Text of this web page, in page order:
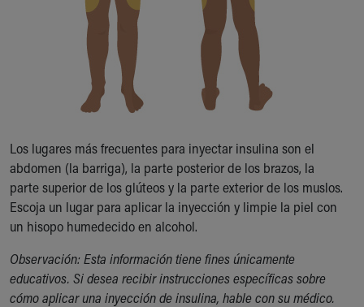
Los lugares más frecuentes para inyectar insulina son el
abdomen (la barriga), la parte posterior de los brazos, la
parte superior de los glúteos y la parte exterior de los muslos.
Escoja un lugar para aplicar la inyección y limpie la piel con
un hisopo humedecido en alcohol.
Observación: Esta información tiene fines únicamente
educativos. Si desea recibir instrucciones específicas sobre
cómo aplicar una inyección de insulina, hable con su médico.